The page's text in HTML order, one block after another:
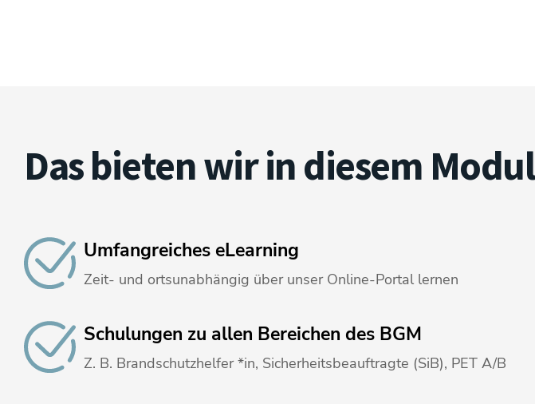
Das bieten wir in diesem Modul
Umfangreiches eLearning
Zeit- und ortsunabhängig über unser Online-Portal lernen
Schulungen zu allen Bereichen des BGM
Z. B. Brandschutzhelfer *in, Sicherheitsbeauftragte (SiB), PET A/B